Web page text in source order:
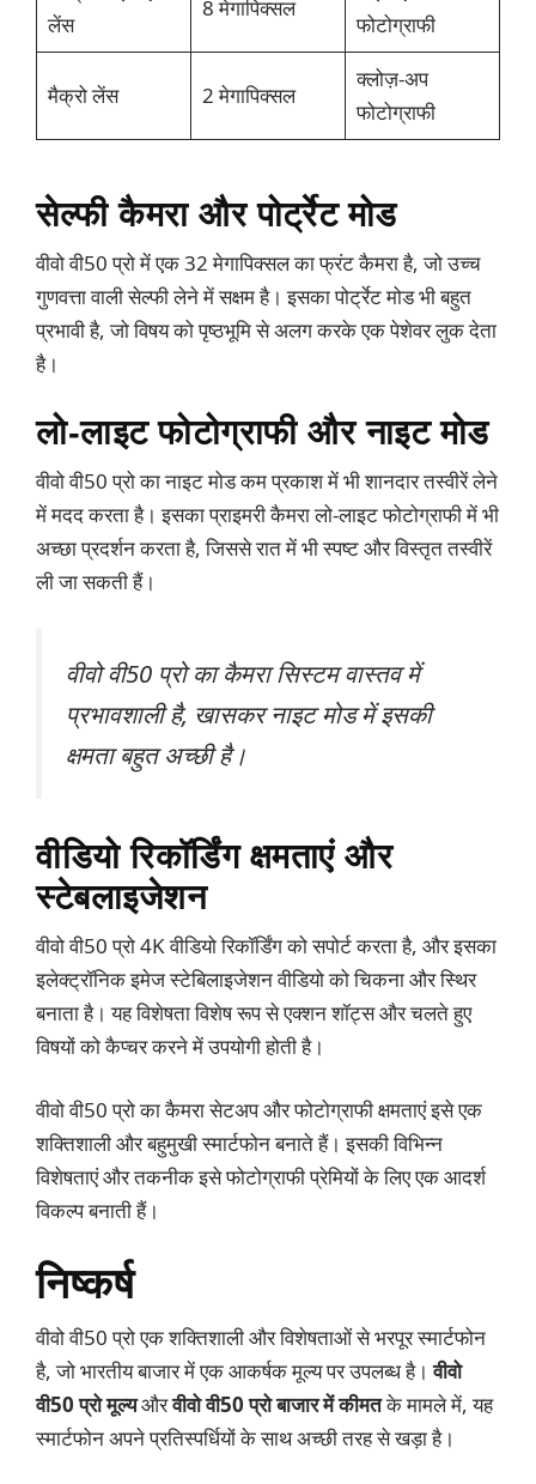
लेंस
8 मेगापिक्सल
फोटोग्राफी
मैक्रो लेंस 2 मेगापिक्सल
क्लोज़-अप
फोटोग्राफी
सेल्फी कैमरा और पोर्ट्रेट मोड
वीवो वी50 प्रो में एक 32 मेगापिक्सल का फ्रंट कैमरा है, जो उच्च
गुणवत्ता वाली सेल्फी लेने में सक्षम है। इसका पोर्ट्रेट मोड भी बहुत
प्रभावी है, जो विषय को पृष्ठभूमि से अलग करके एक पेशेवर लुक देता
है।
लो-लाइट फोटोग्राफी और नाइट मोड
वीवो वी50 प्रो का नाइट मोड कम प्रकाश में भी शानदार तस्वीरें लेने
में मदद करता है। इसका प्राइमरी कैमरा लो-लाइट फोटोग्राफी में भी
अच्छा प्रदर्शन करता है, जिससे रात में भी स्पष्ट और विस्तृत तस्वीरें
ली जा सकती हैं।
वीवो वी50 प्रो का कैमरा सिस्टम वास्तव में
प्रभावशाली है, खासकर नाइट मोड में इसकी
क्षमता बहुत अच्छी है।
वीडियो रिकॉर्डिंग क्षमताएं और
स्टेबलाइजेशन
वीवो वी50 प्रो 4K वीडियो रिकॉर्डिंग को सपोर्ट करता है, और इसका
इलेक्ट्रॉनिक इमेज स्टेबिलाइजेशन वीडियो को चिकना और स्थिर
बनाता है। यह विशेषता विशेष रूप से एक्शन शॉट्स और चलते हुए
विषयों को कैप्चर करने में उपयोगी होती है।
वीवो वी50 प्रो का कैमरा सेटअप और फोटोग्राफी क्षमताएं इसे एक
शक्तिशाली और बहुमुखी स्मार्टफोन बनाते हैं। इसकी विभिन्न
विशेषताएं और तकनीक इसे फोटोग्राफी प्रेमियों के लिए एक आदर्श
विकल्प बनाती हैं।
निष्कर्ष
वीवो वी50 प्रो एक शक्तिशाली और विशेषताओं से भरपूर स्मार्टफोन
है, जो भारतीय बाजार में एक आकर्षक मूल्य पर उपलब्ध है।वीवो
वी50 प्रो मूल्यऔरवीवो वी50 प्रो बाजार में कीमतके मामले में, यह
स्मार्टफोन अपने प्रतिस्पर्धियों के साथ अच्छी तरह से खड़ा है।